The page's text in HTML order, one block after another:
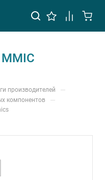
производителей —
компонентов —